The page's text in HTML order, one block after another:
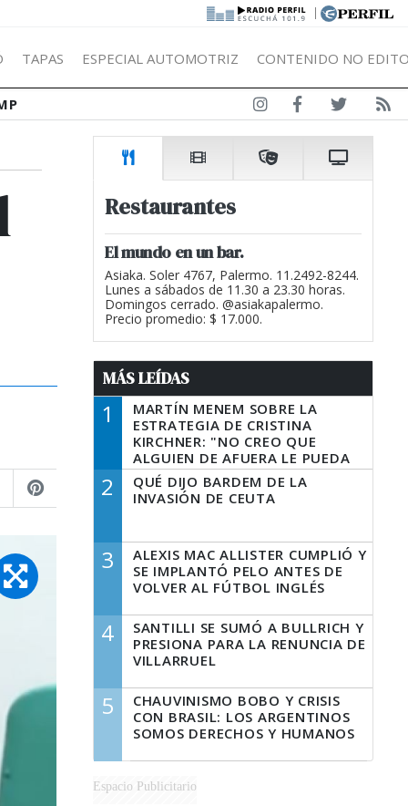
|
TAPAS ESPECIAL AUTOMOTRIZ CONTENIDO NO
Restaurantes
El mundo en un bar.
Asiaka. Soler 4767, Palermo. 11.2492-8244.
Lunes a sábados de 11.30 a 23.30 horas.
Domingos cerrado. @asiakapalermo.
Precio promedio: $ 17.000.
MÁS LEÍDAS
1
MARTÍN MENEM SOBRE LA
ESTRATEGIA DE CRISTINA
KIRCHNER: "NO CREO QUE
ALGUIEN DE AFUERA LE PUEDA
DECIR A LA JUSTICIA LO QUE
TIENE QUE HACER"
2
QUÉ DIJO BARDEM DE LA
INVASIÓN DE CEUTA
3
ALEXIS MAC ALLISTER CUMPLIÓ Y
SE IMPLANTÓ PELO ANTES DE
VOLVER AL FÚTBOL INGLÉS
4
SANTILLI SE SUMÓ A BULLRICH Y
PRESIONA PARA LA RENUNCIA DE
VILLARRUEL
5
CHAUVINISMO BOBO Y CRISIS
CON BRASIL: LOS ARGENTINOS
SOMOS DERECHOS Y HUMANOS
Espacio Publicitario